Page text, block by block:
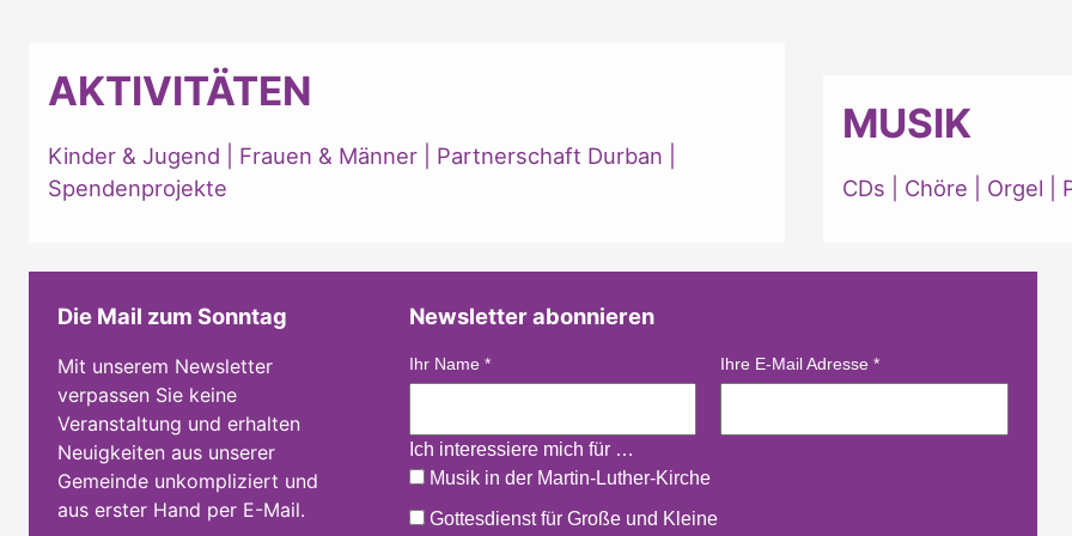
AKTIVITÄTEN
Kinder & Jugend Frauen & Männer Partnerschaft Durban
Spendenprojekte
MUSIK
CDs Chöre Orgel
Die Mail zum Sonntag
Mit unserem Newsletter
verpassen Sie keine
Veranstaltung und erhalten
Neuigkeiten aus unserer
Gemeinde unkompliziert und
aus erster Hand per E-Mail.
Newsletter abonnieren
Ihr Name* Ihre E-Mail Adresse*
Ich interessiere mich für …
Musik in der Martin-Luther-Kirche
Gottesdienst für Große und Kleine